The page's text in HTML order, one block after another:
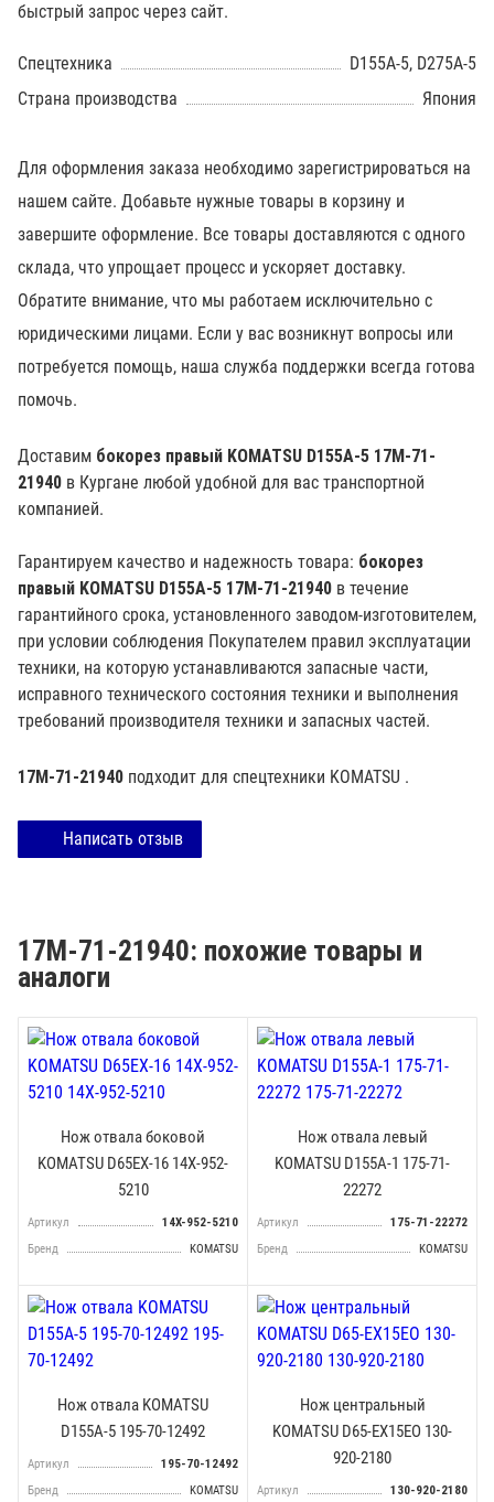
быстрый запрос через сайт.
Спецтехника
D155A-5, D275A-5
Страна производства
Япония
Для оформления заказа необходимо зарегистрироваться на
нашем сайте. Добавьте нужные товары в корзину и
завершите оформление. Все товары доставляются с одного
склада, что упрощает процесс и ускоряет доставку.
Обратите внимание, что мы работаем исключительно с
юридическими лицами. Если у вас возникнут вопросы или
потребуется помощь, наша служба поддержки всегда готова
помочь.
Доставим бокорез правый KOMATSU D155A-5 17M-71-
21940 в Кургане любой удобной для вас транспортной
компанией.
Гарантируем качество и надежность товара: бокорез
правый KOMATSU D155A-5 17M-71-21940 в течение
гарантийного срока, установленного заводом-изготовителем,
при условии соблюдения Покупателем правил эксплуатации
техники, на которую устанавливаются запасные части,
исправного технического состояния техники и выполнения
требований производителя техники и запасных частей.
17M-71-21940 подходит для спецтехники KOMATSU .
Написать отзыв
17M-71-21940: похожие товары и
аналоги
Нож отвала боковой
KOMATSU D65EX-16 14X-952-
5210
Артикул
14X-952-5210
Бренд
KOMATSU
Нож отвала левый
KOMATSU D155A-1 175-71-
22272
Артикул
175-71-22272
Бренд
KOMATSU
Нож отвала KOMATSU
D155A-5 195-70-12492
Артикул
195-70-12492
Бренд
KOMATSU
Нож центральный
KOMATSU D65-EX15EO 130-
920-2180
Артикул
130-920-2180